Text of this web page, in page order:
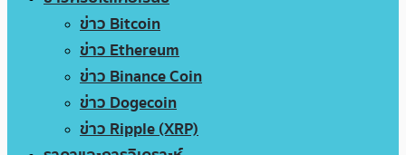
ข่าว Bitcoin
ข่าว Ethereum
ข่าว Binance Coin
ข่าว Dogecoin
ข่าว Ripple (XRP)